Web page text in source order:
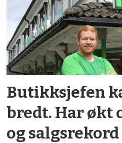
Butikksjefen
bredt. Har økt
og salgsrekord